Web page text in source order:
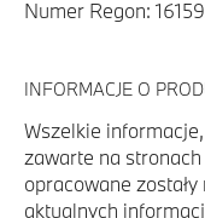
Numer Regon:
INFORMACJE O
Wszelkie
zawarte na
opracowane
aktualnych